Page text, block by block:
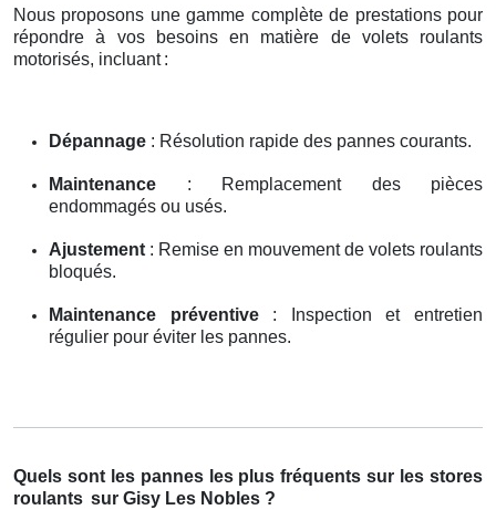
Nous proposons une gamme complète de prestations pour
répondre à vos besoins en matière de volets roulants
motorisés, incluant :
Dépannage : Résolution rapide des pannes courants.
Maintenance : Remplacement des pièces
endommagés ou usés.
Ajustement: Remise en mouvement de volets roulants
bloqués.
Maintenance préventive: Inspection et entretien
régulier pour éviter les pannes.
Quels sont les pannes les plus fréquents sur les stores
roulants sur Gisy Les Nobles ?